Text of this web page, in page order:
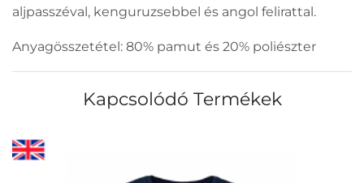
aljpasszéval, kenguruzsebbel és angol felirattal.
Anyagösszetétel: 80% pamut és 20% poliészter
Kapcsolódó Termékek